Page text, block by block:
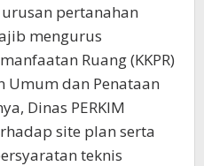
pertanahan
mengurus
Ruang (KKPR)
Umum dan Penataan
Dinas PERKIM
site plan serta
teknis